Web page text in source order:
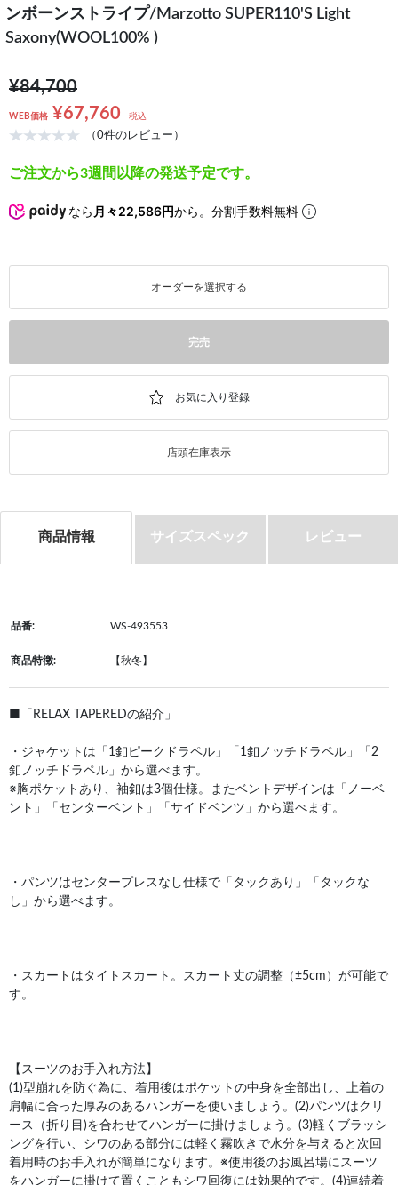
ンボーンストライプ/Marzotto SUPER110'S Light
Saxony(WOOL100% )
¥84,700
WEB価格 ¥67,760 税込
（0件のレビュー）
ご注文から3週間以降の発送予定です。
なら 月々22,586円から。分割手数料無料
オーダーを選択する
完売
店頭在庫表示
商品情報 サイズスペック レビュー
品番: WS-493553
商品特徴: 【秋冬】
■「RELAX TAPEREDの紹介」
・ジャケットは「1釦ピークドラペル」「1釦ノッチドラペル」「2
釦ノッチドラペル」から選べます。
※胸ポケットあり、袖釦は3個仕様。またベントデザインは「ノーベ
ント」「センターベント」「サイドベンツ」から選べます。
・パンツはセンタープレスなし仕様で「タックあり」「タックな
し」から選べます。
・スカートはタイトスカート。スカート丈の調整（±5cm）が可能で
す。
【スーツのお手入れ方法】
(1)型崩れを防ぐ為に、着用後はポケットの中身を全部出し、上着の
肩幅に合った厚みのあるハンガーを使いましょう。(2)パンツはクリ
ース（折り目)を合わせてハンガーに掛けましょう。(3)軽くブラッシ
ングを行い、シワのある部分には軽く霧吹きで水分を与えると次回
着用時のお手入れが簡単になります。※使用後のお風呂場にスーツ
をハンガーに掛けて置くこともシワ回復には効果的です。(4)連続着